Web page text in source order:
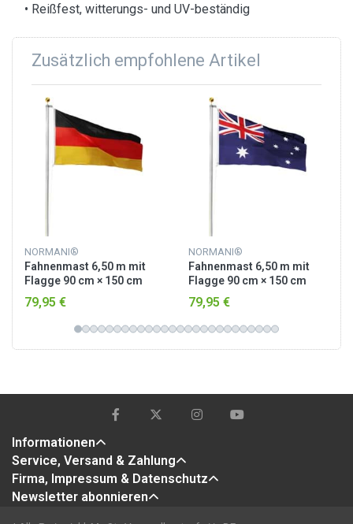
• Reißfest, witterungs- und UV-beständig
Zusätzlich empfohlene Artikel
NORMANI®
Fahnenmast 6,50 m mit
Flagge 90 cm × 150 cm
Deutschland
79,95 €
NORMANI®
Fahnenmast 6,50 m mit
Flagge 90 cm × 150 cm
Australien
79,95 €
Informationen
Service, Versand & Zahlung
Firma, Impressum & Datenschutz
Newsletter abonnieren